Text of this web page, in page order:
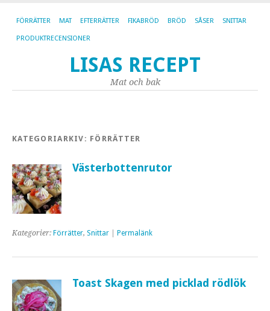
FÖRRÄTTER MAT EFTERRÄTTER FIKABRÖD BRÖD SÅSER SNITTAR
PRODUKTRECENSIONER
LISAS RECEPT
Mat och bak
KATEGORIARKIV: FÖRRÄTTER
Västerbottenrutor
Kategorier: Förrätter, Snittar Permalänk
Toast Skagen med picklad rödlök